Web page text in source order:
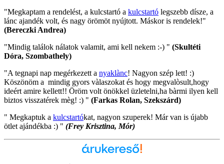
"Megkaptam a rendelést, a kulcstartó a kulcstartó legszebb dísze, a
lánc ajandék volt, és nagy örömöt nyújtott. Máskor is rendelek!"
(Bereczki Andrea)
"Mindig találok nálatok valamit, ami kell nekem :-) " (Skultéti
Dóra, Szombathely)
"A tegnapi nap megérkezett a nyaklànc! Nagyon szép lett! :)
Köszönöm a mindig gyors vàlaszokat és hogy megvalòsult,hogy
ideért amire kellett!! Öröm volt önökkel üzletelni,ha bàrmi ilyen kell
biztos visszatérek mèg! :) " (Farkas Rolan, Szekszárd)
" Megkaptuk a kulcstartókat, nagyon szuperek! Már van is újabb
ötlet ajándékba :) " (Frey Krisztina, Mór)